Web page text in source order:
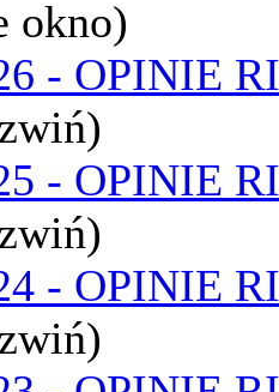
okno)
- OPINIE
- OPINIE
- OPINIE